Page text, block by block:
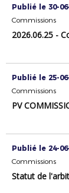
Publié le 30-
Commissions
2026.06.25 -
Publié le 25-
Commissions
PV
Publié le 24-
Commissions
Statut de